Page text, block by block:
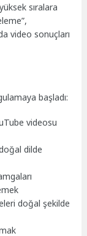
sıralara
video sonuçları
başladı:
videosu
dilde
doğal şekilde